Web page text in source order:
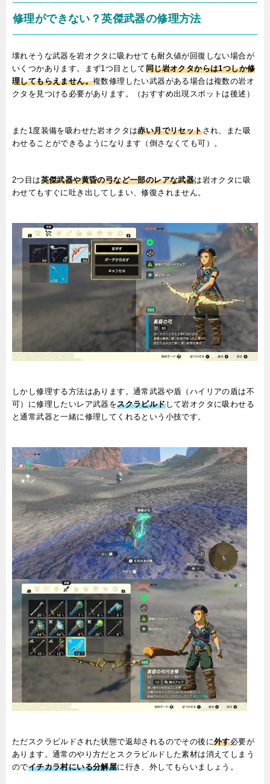
修理ができない？英傑武器の修理方法
壊れそうな武器を岩オクタに吸わせても耐久値が回復しない場合が
いくつかあります。まず1つ目として同じ岩オクタからは1つしか修
理してもらえません。複数修理したい武器がある場合は複数の岩オ
クタを見つける必要があります。（おすすめ出現スポットは後述）
また1度装備を吸わせた岩オクタは赤い月でリセットされ、また吸
わせることができるようになります（倒さなくても可）。
2つ目は英傑武器や黄昏の弓など一部のレアな武器は岩オクタに吸
わせてもすぐに吐き出してしまい、修復されません。
しかし修理する方法はあります。通常武器や盾（ハイリアの盾は不
可）に修理したいレア武器をスクラビルドして岩オクタに吸わせる
と通常武器と一緒に修理してくれるという小技です。
ただスクラビルドされた状態で返却されるのでその後に外す必要が
あります。通常のやり方だとスクラビルドした素材は消えてしまう
のでイチカラ村にいる分解屋に行き、外してもらいましょう。